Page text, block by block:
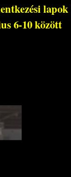
lapok
6-10 között